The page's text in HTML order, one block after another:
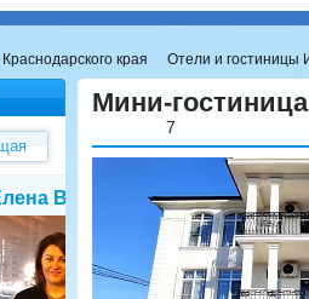
края Отели и гостиницы
Светлана
Мини-
7